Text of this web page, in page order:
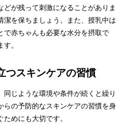
が残って刺激になることがありま
潔を保ちましょう。また、授乳中は
で赤ちゃんも必要な水分を摂取で
。
つスキンケアの習慣
同じような環境や条件が続くと繰り
らの予防的なスキンケアの習慣を身
めにも大切です。